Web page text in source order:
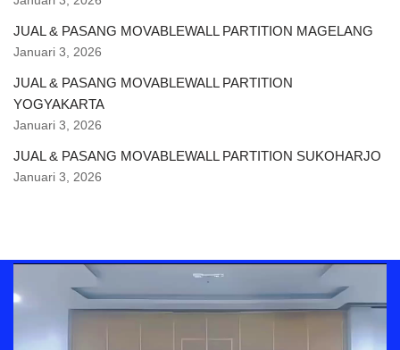
JUAL & PASANG MOVABLEWALL PARTITION MAGELANG
Januari 3, 2026
JUAL & PASANG MOVABLEWALL PARTITION
YOGYAKARTA
Januari 3, 2026
JUAL & PASANG MOVABLEWALL PARTITION SUKOHARJO
Januari 3, 2026